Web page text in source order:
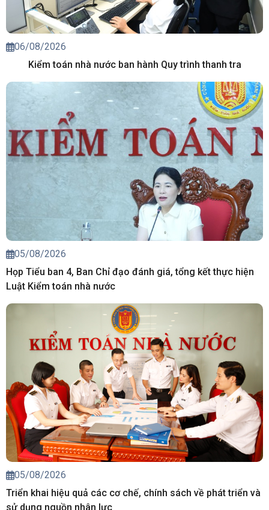
06/08/2026
Kiểm toán nhà nước ban hành Quy trình thanh tra
05/08/2026
Họp Tiểu ban 4, Ban Chỉ đạo đánh giá, tổng kết thực hiện
Luật Kiểm toán nhà nước
05/08/2026
Triển khai hiệu quả các cơ chế, chính sách về phát triển và
sử dụng nguồn nhân lực